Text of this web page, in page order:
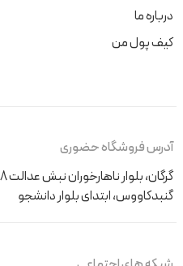
درباره ما
کیف پول من
آدرس فروشگاه حضوری
گرگان، بلوار ناهارخوران نبش عدالت 68
گنبدکاووس، ابتدای بلوار دانشجو